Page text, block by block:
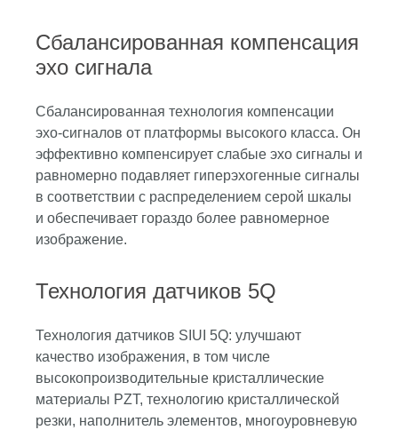
Сбалансированная компенсация
эхо сигнала
Сбалансированная технология компенсации
эхо-сигналов от платформы высокого класса. Он
эффективно компенсирует слабые эхо сигналы и
равномерно подавляет гиперэхогенные сигналы
в соответствии с распределением серой шкалы
и обеспечивает гораздо более равномерное
изображение.
Технология датчиков 5Q
Технология датчиков SIUI 5Q: улучшают
качество изображения, в том числе
высокопроизводительные кристаллические
материалы PZT, технологию кристаллической
резки, наполнитель элементов, многоуровневую